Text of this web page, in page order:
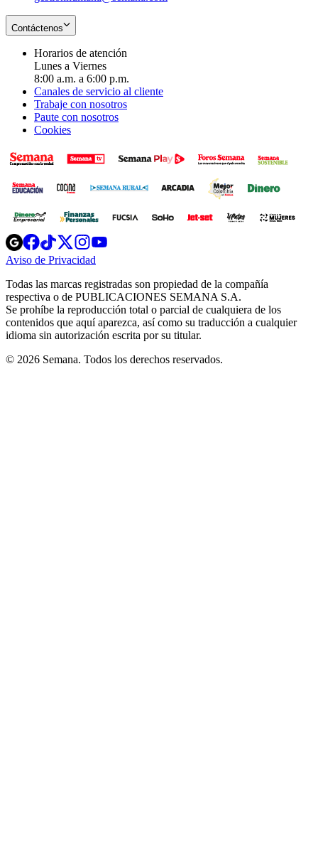
Contáctenos
Horarios de atención
Lunes a Viernes
8:00 a.m. a 6:00 p.m.
Canales de servicio al cliente
Trabaje con nosotros
Paute con nosotros
Cookies
Opens
in
new
Opens
in
new
Opens
in
new
window
Opens
new
windowwindow
Aviso de Privacidad
new
window
Todas las marcas registradas son propiedad de la compañía
respectiva o de PUBLICACIONES SEMANA S.A.
Se prohíbe la reproducción total o parcial de cualquiera de los
contenidos que aquí aparezca, así como su traducción a cualquier
idioma sin autorización escrita por su titular.
© 2026 Semana. Todos los derechos reservados.